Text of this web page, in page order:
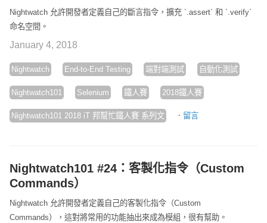
Nightwatch 允許開發者定義自己的斷言指令，擴充 `.assert` 和 `.verify`
命名空間。
January 4, 2018
Nightwatch End-to-End Testing 端對端測試 自動化測試
Nightwatch101 Selenium 鐵人賽 2018鐵人賽
Nightwatch101 2018 iT 邦幫忙鐵人賽 系列文 · 留言
Nightwatch101 #24：客製化指令（Custom
Commands）
Nightwatch 允許開發者定義自己的客製化指令（Custom
Commands），這對將常用的功能抽出來成為模組，很有幫助。